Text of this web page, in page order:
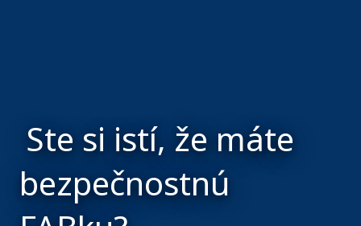
Ste si istí, že máte
bezpečnostnú